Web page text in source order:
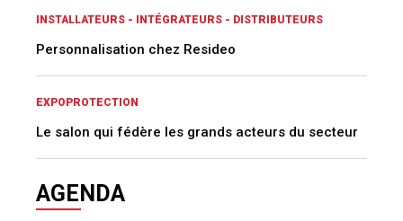
INSTALLATEURS - INTÉGRATEURS - DISTRIBUTEURS
Personnalisation chez Resideo
EXPOPROTECTION
Le salon qui fédère les grands acteurs du secteur
AGENDA